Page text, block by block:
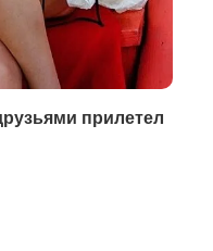
прилетел